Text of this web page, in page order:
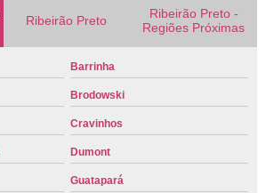
Ribeirão Preto
Ribeirão Preto -
Regiões Próximas
Barrinha
Brodowski
Cravinhos
Dumont
Guatapará